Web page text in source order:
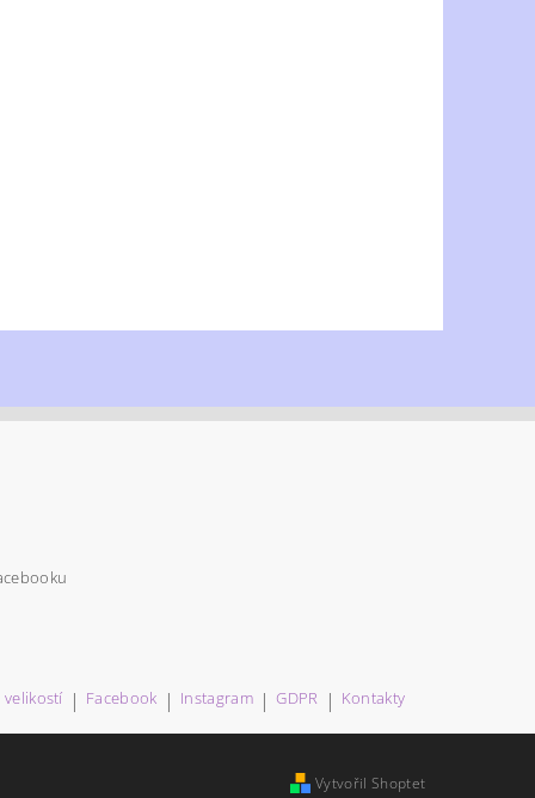
| Facebook | Instagram | GDPR | Kontakty
Vytvořil Shoptet